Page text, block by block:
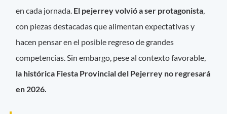
en cada jornada. El pejerrey volvió a ser protagonista
con piezas destacadas que alimentan expectativas y
hacen pensar en el posible regreso de grandes
competencias. Sin embargo, pese al contexto favorable,
la histórica Fiesta Provincial del Pejerrey no regresará
en 2026.